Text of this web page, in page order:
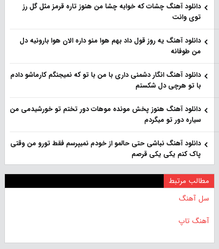
دانلود آهنگ چشات که خوابه چشا من هنوز تاره قرمز مثل گل رز
توی وانت
دانلود آهنگ یه روز قول داد بهم هوا منو داره الان هوا بارونیه دل
من طوفانه
دانلود آهنگ انگار دشمنی داری با من با تو که نمیجنگم کارماشو دادم
با تو هرچی دل شکستم
دانلود آهنگ هنوز پخش مونده موهات دور تختم تو خورشیدمی من
سیاره دور تو میگردم
دانلود آهنگ نباشی حتی حالمو از خودم نمیپرسم فقط تورو من وقتی
پاک کنم یکی یکی قرصم
مطالب مرتبط
سل آهنگ
آهنگ تاپ